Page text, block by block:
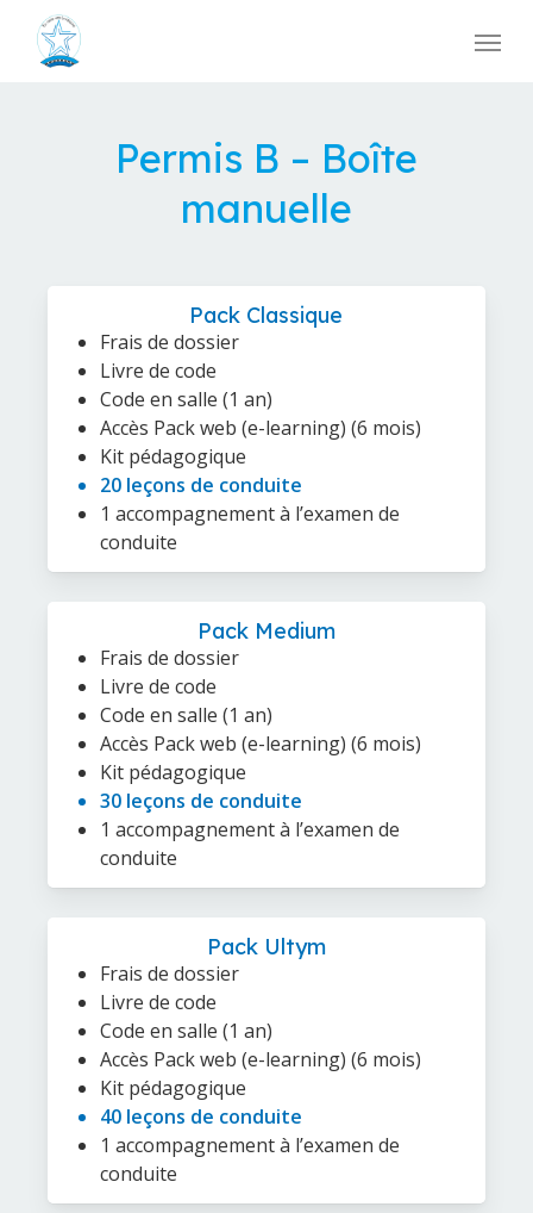
main
Menu
Permis B – Boîte
manuelle
Pack Classique
Frais de dossier
Livre de code
Code en salle (1 an)
Accès Pack web (e-learning) (6 mois)
Kit pédagogique
20 leçons de conduite
1 accompagnement à l’examen de
conduite
Pack Medium
Frais de dossier
Livre de code
Code en salle (1 an)
Accès Pack web (e-learning) (6 mois)
Kit pédagogique
30 leçons de conduite
1 accompagnement à l’examen de
conduite
Pack Ultym
Frais de dossier
Livre de code
Code en salle (1 an)
Accès Pack web (e-learning) (6 mois)
Kit pédagogique
40 leçons de conduite
1 accompagnement à l’examen de
conduite